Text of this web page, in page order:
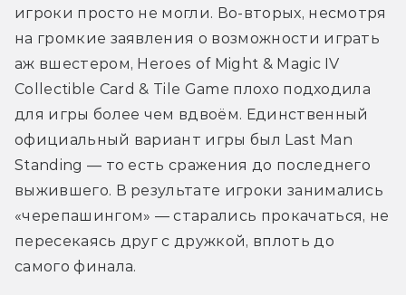
игроки просто не могли. Во-вторых, несмотря
на громкие заявления о возможности играть
аж вшестером, Heroes of Might & Magic IV
Collectible Card & Tile Game плохо подходила
для игры более чем вдвоём. Единственный
официальный вариант игры был Last Man
Standing — то есть сражения до последнего
выжившего. В результате игроки занимались
«черепашингом» — старались прокачаться, не
пересекаясь друг с дружкой, вплоть до
самого финала.